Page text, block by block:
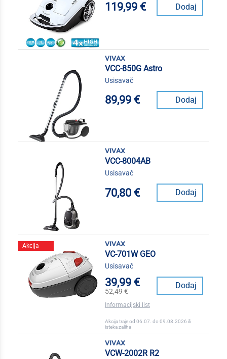
119,99 € Dodaj
vivax
VCC-850G Astro
Usisavač
89,99 € Dodaj
vivax
VCC-8004AB
Usisavač
70,80 € Dodaj
Akcija
vivax
VC-701W GEO
Usisavač
39,99 €
52,49 €
Dodaj
Informacijski list
Akcija traje od 06.07. do 09.08.2026 ili
isteka zaliha
vivax
VCW-2002R R2